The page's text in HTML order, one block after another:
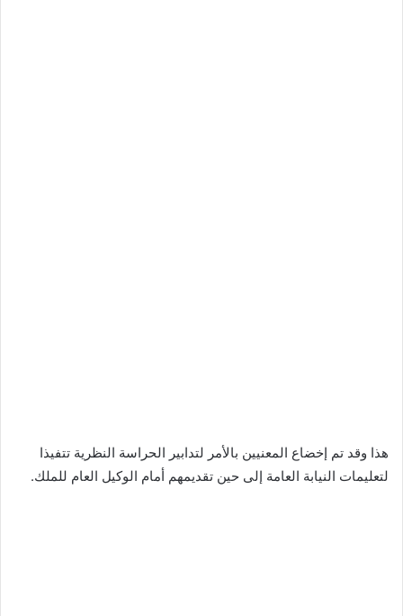
هذا وقد تم إخضاع المعنيين بالأمر لتدابير الحراسة النظرية تتفيذا
لتعليمات النيابة العامة إلى حين تقديمهم أمام الوكيل العام للملك.